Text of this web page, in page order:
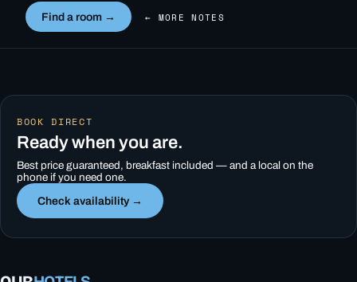
Find a room → ← MORE NOTES
BOOK DIRECT
Ready when you are.
Best price guaranteed, breakfast included — and a local on the
phone if you need one.
Check availability →